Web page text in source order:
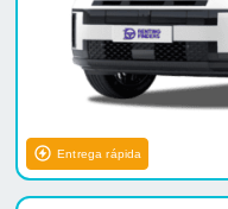
Entrega rápida